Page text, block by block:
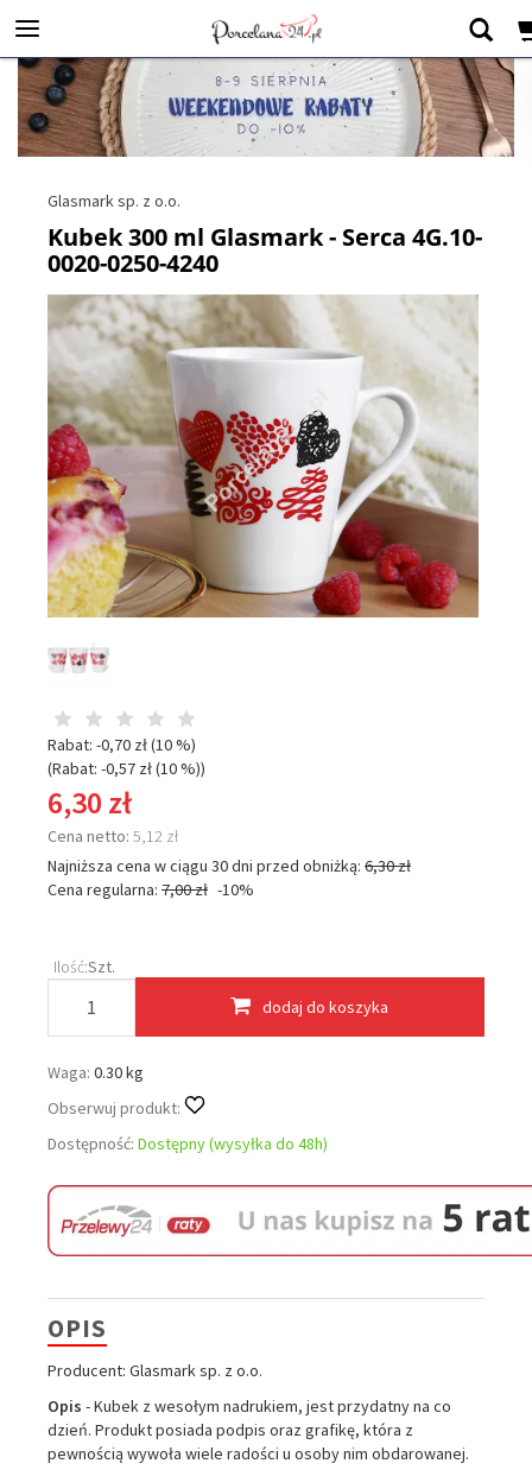
Glasmark sp. z o.o.
Kubek 300 ml Glasmark - Serca 4G.10-
0020-0250-4240
Rabat: -0,70 zł(10 %)
(Rabat: -0,57 zł(10 %))
6,30 zł
Cena netto: 5,12 zł
Najniższa cena w ciągu 30 dni przed obniżką: 6,30 zł
Cena regularna: 7,00 zł -10%
Ilość:Szt.
dodaj do koszyka
Waga: 0.30 kg
Obserwuj produkt:
Dostępność: Dostępny (wysyłka do 48h)
OPIS
Producent: Glasmark sp. z o.o.
Opis - Kubek z wesołym nadrukiem, jest przydatny na co
dzień. Produkt posiada podpis oraz grafikę, która z
pewnością wywoła wiele radości u osoby nim obdarowanej.